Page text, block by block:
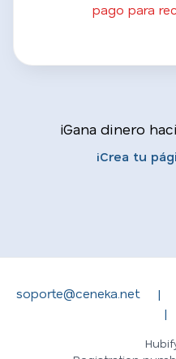
pago para
¡Gana dinero
¡Crea tu
soporte@ceneka.net |
|